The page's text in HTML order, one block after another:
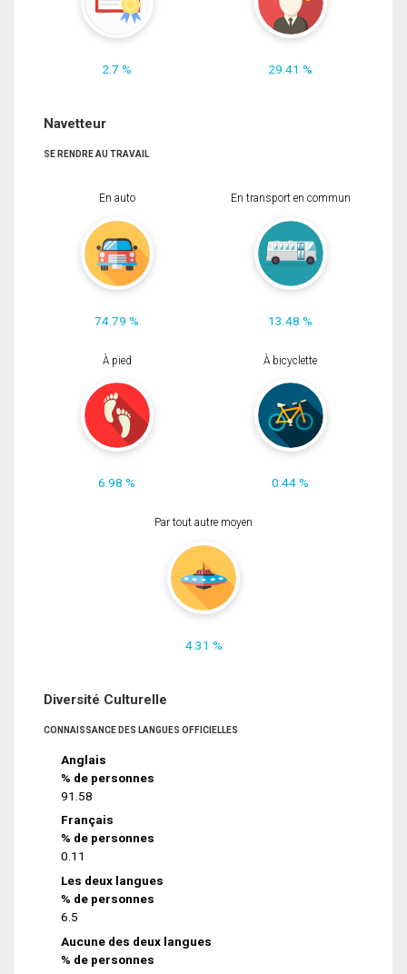
2.7 % 29.41 %
Navetteur
SE RENDRE AU TRAVAIL
En auto
74.79 %
En transport en commun
13.48 %
À pied
6.98 %
À bicyclette
0.44 %
Par tout autre moyen
4.31 %
Diversité Culturelle
CONNAISSANCE DES LANGUES OFFICIELLES
Anglais
% de personnes
91.58
Français
% de personnes
0.11
Les deux langues
% de personnes
6.5
Aucune des deux langues
% de personnes